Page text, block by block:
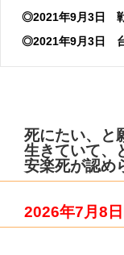
◎2021年9月3日 戦
◎2021年9月3日 台
死にたい、と
生きていて、
安楽死が認め
2026年7月8